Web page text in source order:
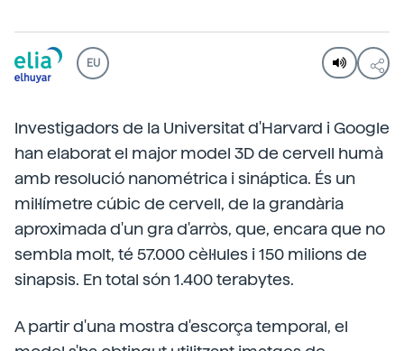
EU
Investigadors de la Universitat d'Harvard i Google
han elaborat el major model 3D de cervell humà
amb resolució nanométrica i sináptica. És un
mil·límetre cúbic de cervell, de la grandària
aproximada d'un gra d'arròs, que, encara que no
sembla molt, té 57.000 cèl·lules i 150 milions de
sinapsis. En total són 1.400 terabytes.
A partir d'una mostra d'escorça temporal, el